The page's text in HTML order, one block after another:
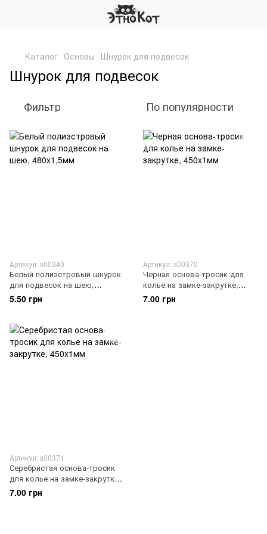
Каталог Основы Шнурок для подвесок
Шнурок для подвесок
Фильтр По популярности
Артикул: s00340
Белый полиэстровый шнурок
для подвесок на шею,
480x1,5мм
5.50 грн
Артикул: s00370
Черная основа-тросик для
колье на замке-закрутке,
450x1мм
7.00 грн
Артикул: s00371
Серебристая основа-тросик
для колье на замке-закрутке,
450x1мм
7.00 грн